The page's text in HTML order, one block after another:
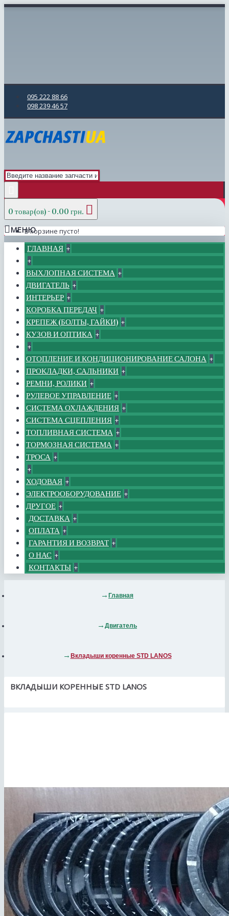
095 222 88 66
098 239 46 57
0 товар(ов) - 0.00 грн.
В корзине пусто!
МЕНЮ
ГЛАВНАЯ +
+
ВЫХЛОПНАЯ СИСТЕМА +
ДВИГАТЕЛЬ +
ИНТЕРЬЕР +
КОРОБКА ПЕРЕДАЧ +
КРЕПЕЖ (БОЛТЫ, ГАЙКИ) +
КУЗОВ И ОПТИКА +
+
ОТОПЛЕНИЕ И КОНДИЦИОНИРОВАНИЕ САЛОНА +
ПРОКЛАДКИ, САЛЬНИКИ +
РЕМНИ, РОЛИКИ +
РУЛЕВОЕ УПРАВЛЕНИЕ +
СИСТЕМА ОХЛАЖДЕНИЯ +
СИСТЕМА СЦЕПЛЕНИЯ +
ТОПЛИВНАЯ СИСТЕМА +
ТОРМОЗНАЯ СИСТЕМА +
ТРОСА +
+
ХОДОВАЯ +
ЭЛЕКТРООБОРУДОВАНИЕ +
ДРУГОЕ +
ДОСТАВКА +
ОПЛАТА +
ГАРАНТИЯ И ВОЗВРАТ +
О НАС +
КОНТАКТЫ +
Главная
Двигатель
Вкладыши коренные STD LANOS
ВКЛАДЫШИ КОРЕННЫЕ STD LANOS